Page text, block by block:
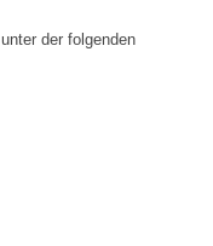
unter der folgenden